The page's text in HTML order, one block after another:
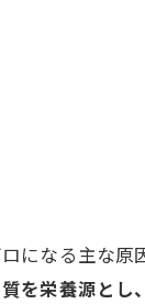
になる主な原
を栄養源と